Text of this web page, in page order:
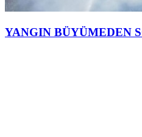
YANGIN BÜYÜMEDEN